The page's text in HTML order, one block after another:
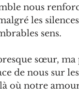
nous
les
sens.
sœur, ma
de nous sur
où notre